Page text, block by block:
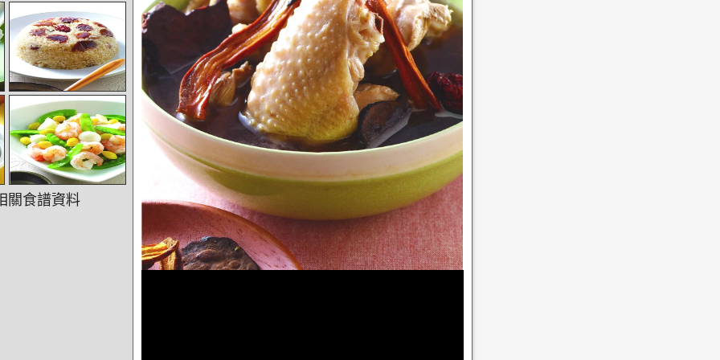
關食譜資料